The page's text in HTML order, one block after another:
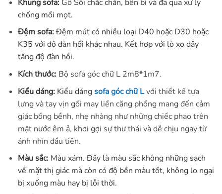
Khung sofa:Gỗ Sồi chắc chắn, bền bỉ và đã qua xử lý
chống mối mọt.
Đệm sofa:Đệm mút có nhiều loại D40 hoặc D30 hoặc
K35 với độ đàn hồi khác nhau. Kết hợp với lò xo dây
tăng độ đàn hồi.
Kích thước:Bộ sofa góc chữ L 2m8*1m7.
Kiểu dáng:Kiểu dángsofa góc chữ Lvới thiết kế tựa
lưng và tay vịn gối may liền căng phồng mang đến cảm
giác bồng bềnh, nhẹ nhàng như những chiếc phao trên
mặt nước êm ả, khơi gợi sự thư thái và dễ chịu ngay từ
ánh nhìn đầu tiên.
Màu sắc:Màu xám. Đây là màu sắc không những sạch
về mặt thị giác mà còn có độ bền màu tốt, không lo ngại
bị xuống màu hay bị lỗi thời.